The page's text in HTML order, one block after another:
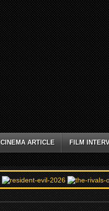
CINEMA ARTICLE FILM